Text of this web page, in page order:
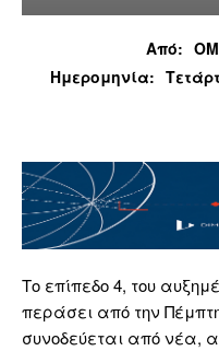
Από:
Ημερομηνία:
Το επίπεδο 4, του
περάσει από την
συνοδεύεται από νέα,